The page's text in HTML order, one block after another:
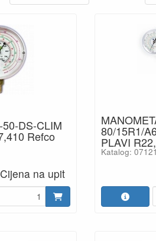
DS-CLIM
Refco
Cijena na upit
80/15R1/
PLAVI
Katalog: